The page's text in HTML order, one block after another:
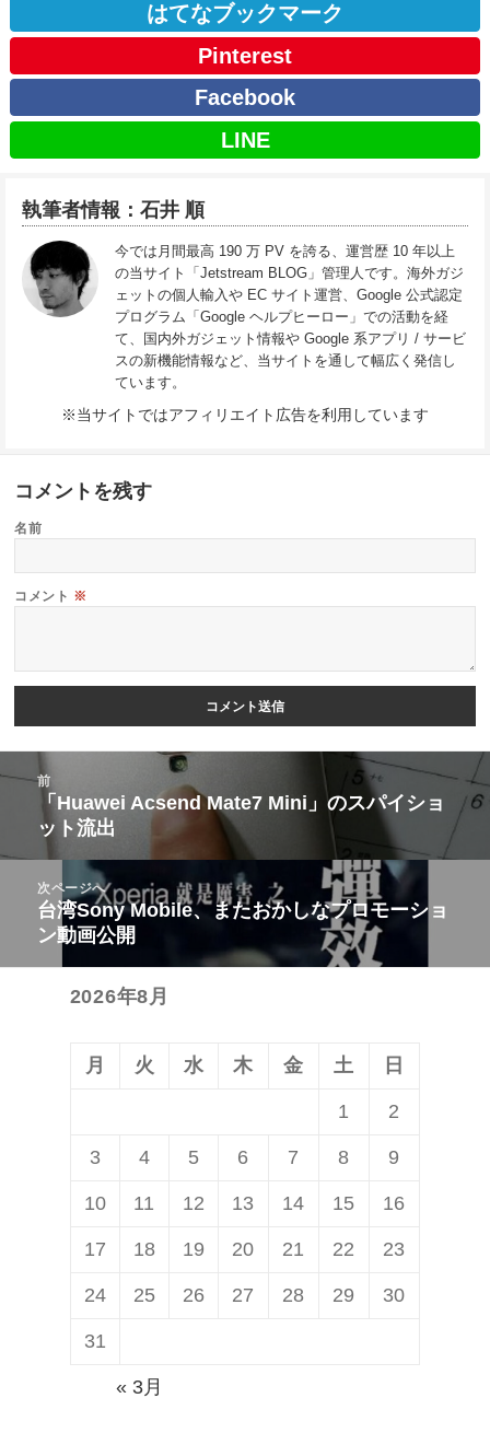
はてなブックマーク
Pinterest
Facebook
LINE
執筆者情報：石井 順
今では月間最高 190 万 PV を誇る、運営歴 10 年以上
の当サイト「Jetstream BLOG」管理人です。海外ガジ
ェットの個人輸入や EC サイト運営、Google 公式認定
プログラム「Google ヘルプヒーロー」での活動を経
て、国内外ガジェット情報や Google 系アプリ / サービ
スの新機能情報など、当サイトを通して幅広く発信し
ています。
※当サイトではアフィリエイト広告を利用しています
コメントを残す
名前
コメント ※
ビ
前
前
の
投
稿:
「Huawei Acsend Mate7 Mini」のスパイショ
ット流出
次ページへ
次
の
台湾Sony Mobile、またおかしなプロモーショ
ン動画公開
2026年8月
月 火 水 木 金 土 日
1 2
3 4 5 6 7 8 9
10 11 12 13 14 15 16
17 18 19 20 21 22 23
24 25 26 27 28 29 30
31
« 3月